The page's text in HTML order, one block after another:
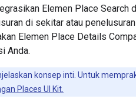
Elemen Place
di sekitar atau
Elemen Place Details
Anda.
konsep inti. Untuk
Places UI Kit.